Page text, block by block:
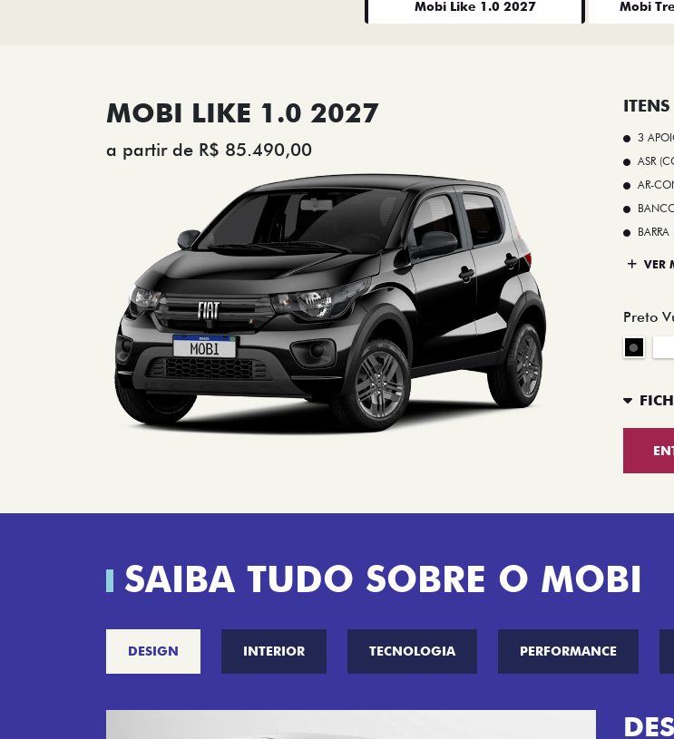
Mobi Like 1.0 2027 Mobi
MOBI LIKE 1.0 2027
a partir de R$ 85.490,00
ITENS
3
ASR
AR-
VER
Preto
SAIBA TUDO SOBRE O MOBI
DESIGN INTERIOR TECNOLOGIA PERFORMANCE